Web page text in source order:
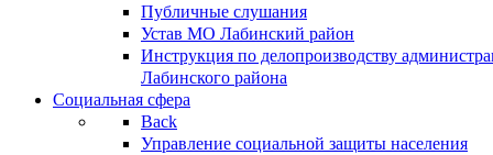
Публичные слушания
Устав МО Лабинский район
Инструкция по делопроизводству
Лабинского района
Социальная сфера
Back
Управление социальной защиты населения